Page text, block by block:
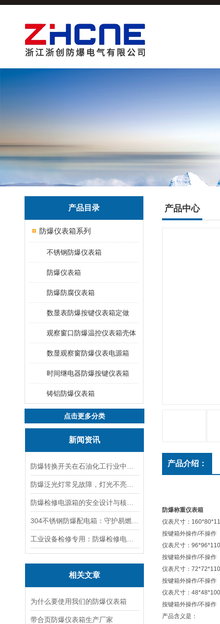
产品目录
防爆仪表箱系列
不锈钢防爆仪表箱
防爆仪表箱
防爆防腐仪表箱
数显表防爆按键仪表箱定做
观察窗口防爆温控仪表箱壳体
数显观察窗防爆仪表电源箱
时间继电器防爆按键仪表箱
铸铝防爆仪表箱
点击更多分类
新闻资讯
相关文章
为什么要使用我们的防爆仪表箱
带合页防爆仪表箱生产厂家
产品中心
产品介绍：
防爆称重仪表箱
仪表尺寸：
按键箱外操作/不操作
仪表尺寸：
按键箱外操作/不操作
仪表尺寸：
按键箱外操作/不操作
仪表尺寸：
按键箱外操作/不操作
产品含义是：